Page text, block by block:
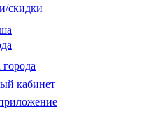
скидки
города
кабинет